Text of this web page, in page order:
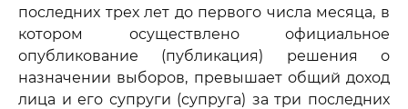
последних трех лет до первого числа месяца, в
котором осуществлено официальное
опубликование (публикация) решения о
назначении выборов, превышает общий доход
лица и его супруги (супруга) за три последних